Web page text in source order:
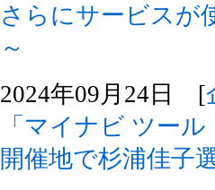
さらにサービスが
～
2024年09月24日 [
「マイナビ ツー
開催地で杉浦佳子